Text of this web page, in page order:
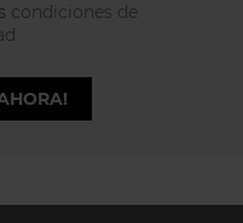
condiciones de